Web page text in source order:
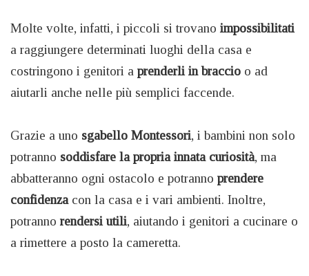
Molte volte, infatti, i piccoli si trovano impossibilitati
a raggiungere determinati luoghi della casa e
costringono i genitori a prenderli in braccio o ad
aiutarli anche nelle più semplici faccende.
Grazie a uno sgabello Montessori, i bambini non solo
potranno soddisfare la propria innata curiosità, ma
abbatteranno ogni ostacolo e potranno prendere
confidenza con la casa e i vari ambienti. Inoltre,
potranno rendersi utili, aiutando i genitori a cucinare o
a rimettere a posto la cameretta.